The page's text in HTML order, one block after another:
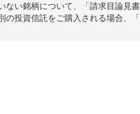
ない銘柄について、「請求目論見
の投資信託をご購入される場合、